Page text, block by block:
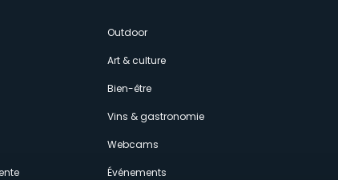
Outdoor
Art & culture
Bien-être
Vins & gastronomie
Webcams
Événements